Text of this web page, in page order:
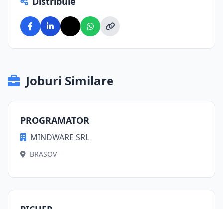
Joburi Similare
PROGRAMATOR
MINDWARE SRL
BRASOV